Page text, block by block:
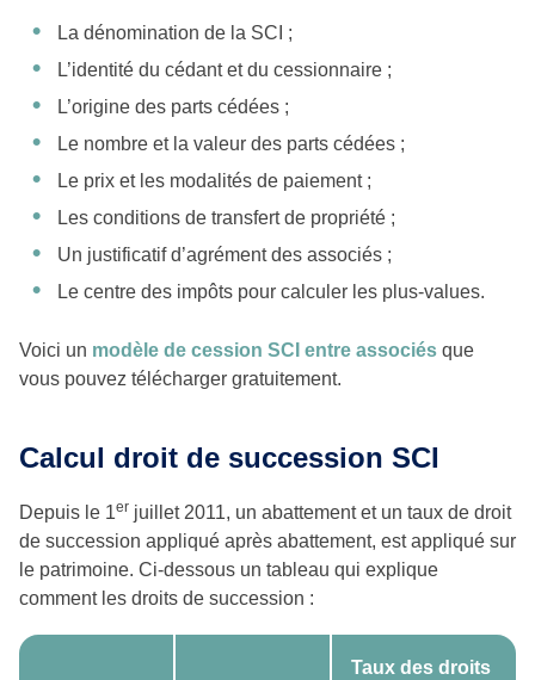
La dénomination de la SCI ;
L’identité du cédant et du cessionnaire ;
L’origine des parts cédées ;
Le nombre et la valeur des parts cédées ;
Le prix et les modalités de paiement ;
Les conditions de transfert de propriété ;
Un justificatif d’agrément des associés ;
Le centre des impôts pour calculer les plus-values.
Voici un modèle de cession SCI entre associés que
vous pouvez télécharger gratuitement.
Calcul droit de succession SCI
Depuis le 1er juillet 2011, un abattement et un taux de droit
de succession appliqué après abattement, est appliqué sur
le patrimoine. Ci-dessous un tableau qui explique
comment les droits de succession :
Taux des droits